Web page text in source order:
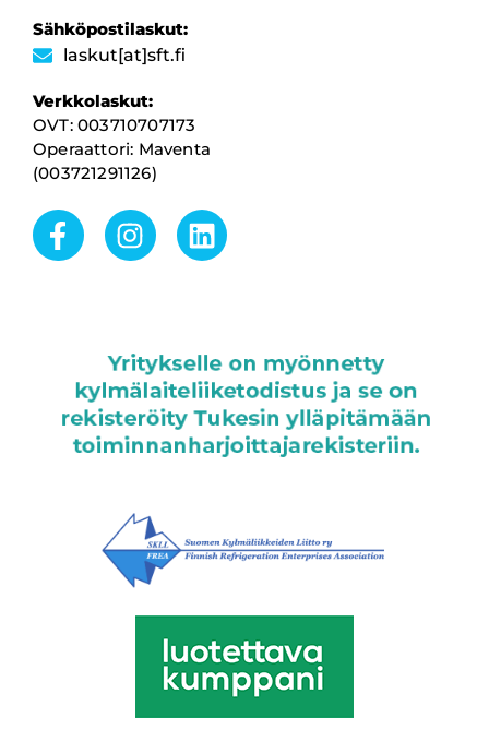
Sähköpostilaskut:
laskut[at]sft.fi
Verkkolaskut:
OVT: 003710707173
Operaattori: Maventa
(003721291126)